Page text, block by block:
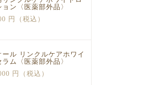
ョン〈医薬部外品〉
円（税込）
ール リンクルケアホワイ
ラム〈医薬部外品〉
円（税込）